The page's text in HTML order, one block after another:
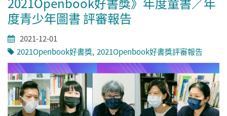
度青少年圖書 評審報告
2021-12-01
2021Openbook好書獎 2021Openbook好書獎評審報告